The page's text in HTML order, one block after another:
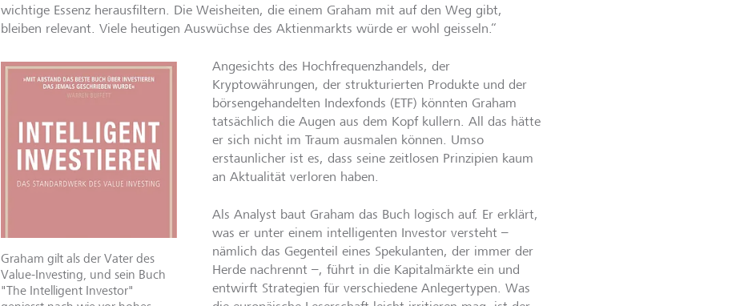
wichtige Essenz herausfiltern. Die Weisheiten, die einem Graham mit auf den Weg gibt,
bleiben relevant. Viele heutigen Auswüchse des Aktienmarkts würde er wohl geisseln.“
Graham gilt als der Vater des
Value-Investing, und sein Buch
"The Intelligent Investor"
Angesichts des Hochfrequenzhandels, der
Kryptowährungen, der strukturierten Produkte und der
börsengehandelten Indexfonds (ETF) könnten Graham
tatsächlich die Augen aus dem Kopf kullern. All das hätte
er sich nicht im Traum ausmalen können. Umso
erstaunlicher ist es, dass seine zeitlosen Prinzipien kaum
an Aktualität verloren haben.
Als Analyst baut Graham das Buch logisch auf. Er erklärt,
was er unter einem intelligenten Investor versteht –
nämlich das Gegenteil eines Spekulanten, der immer der
Herde nachrennt –, führt in die Kapitalmärkte ein und
entwirft Strategien für verschiedene Anlegertypen. Was